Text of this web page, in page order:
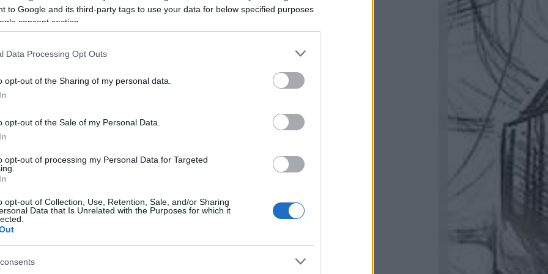
to Google and its third-party tags to use your data for below specified purposes
consent section.
Data Processing Opt Outs
opt-out of the Sharing of my personal data.
opt-out of the Sale of my Personal Data.
opt-out of processing my Personal Data for Targeted
opt-out of Collection, Use, Retention, Sale, and/or Sharing
Data that Is Unrelated with the Purposes for which it
előbukkanása egy bonyolult, mechanikus
költséget tud eredményezni!
során. Úgy kell erre gondolni, mint a
a művelet nagyon is hasonlít ahhoz, sőt, az
nagyságrenddel bírhatnak..
mondja: "az óra szépen jár!"Sok esetben
hogy:
még egyáltalán jár..
profi felszereléssel, szakértő csapattal és
Legyen szó szervizelésről, vagy a
beszélgetnél az órák világát ismerő
üzletünkben!
utca / Kresz Géza utca sarok)
2019 augusztus(1)
2019 május
(1
2019 április(1)
2018 november(
2018 április(1)
2018 március
1)
Feedek
bejegyzések
kommentek
Egyéb